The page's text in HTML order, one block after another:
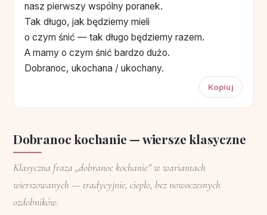
nasz pierwszy wspólny poranek.
Tak długo, jak będziemy mieli
o czym śnić — tak długo będziemy razem.
A mamy o czym śnić bardzo dużo.
Dobranoc, ukochana / ukochany.
Kopiuj
Dobranoc kochanie — wiersze klasyczne
Klasyczna fraza „dobranoc kochanie” w wariantach
wierszowanych — tradycyjnie, ciepło, bez nowoczesnych
ozdobników.